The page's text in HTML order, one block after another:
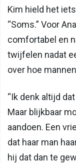
Kim hield het
“Soms.” Voor
comfortabel en
twijfelen nadat
over hoe
“Ik denk altijd
Maar blijkbaar
aandoen. Een
dat haar man
hij dat dan te